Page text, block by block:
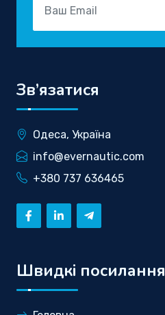
Зв’язатися
Одеса, Україна
info@evernautic.com
+380 737 636465
Швидкі посилання